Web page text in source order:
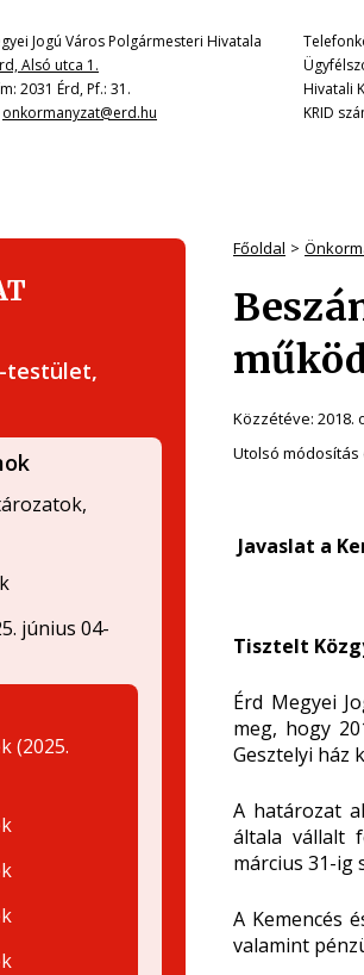
Jogú Város Polgármesteri Hivatala
Alsó utca 1.
2031 Érd, Pf.: 31.
onkormanyzat@erd.hu
Hivatali
KRID
Főoldal
Közzétéve: 2018.
Utolsó módosítás
Javaslat a
Tisztelt
Érd Megyei
meg, hogy
Gesztelyi ház
A határozat
általa vállalt
március 31-ig
A Kemencés
valamint
testület,
június 04-
(2025.